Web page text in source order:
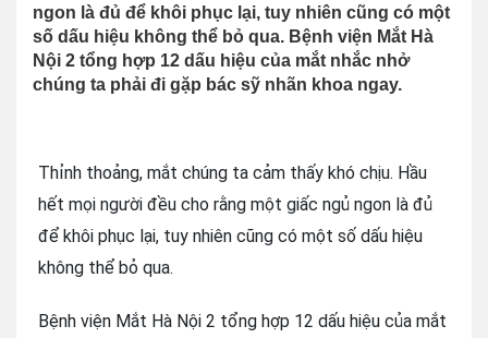
ngon là đủ để khôi phục lại, tuy nhiên cũng có một
số dấu hiệu không thể bỏ qua. Bệnh viện Mắt Hà
Nội 2 tổng hợp 12 dấu hiệu của mắt nhắc nhở
chúng ta phải đi gặp bác sỹ nhãn khoa ngay.
Thỉnh thoảng, mắt chúng ta cảm thấy khó chịu. Hầu
hết mọi người đều cho rằng một giấc ngủ ngon là đủ
để khôi phục lại, tuy nhiên cũng có một số dấu hiệu
không thể bỏ qua.
Bệnh viện Mắt Hà Nội 2 tổng hợp 12 dấu hiệu của mắt